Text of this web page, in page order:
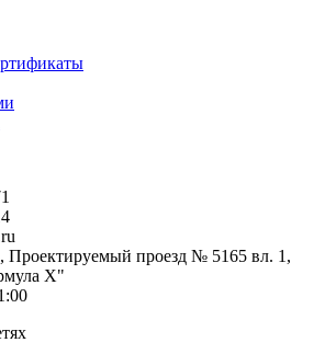
Проектируемый проезд № 5165 вл. 1,
X"